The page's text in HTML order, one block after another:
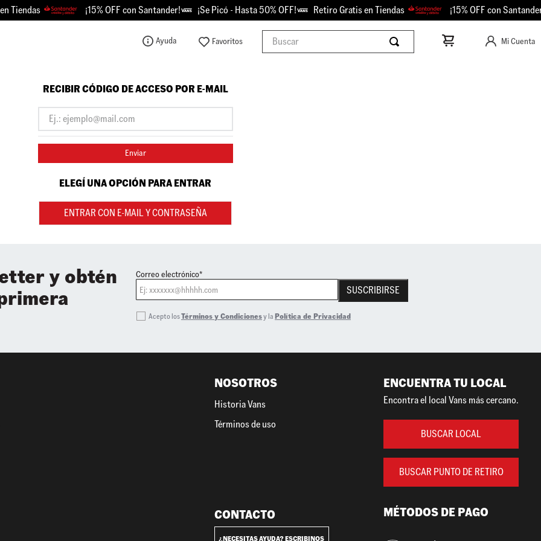
Tiendas ¡15% OFF con Santander! ¡Se Picó - Hasta 50% OFF! Retiro Gratis en Tiendas ¡15% OFF con Santander!
Ayuda Buscar
Mi Cuenta
ELEGÍ UNA OPCIÓN PARA ENTRAR
ENTRAR CON E-MAIL Y CONTRASEÑA
RECIBIR CÓDIGO DE ACCESO POR E-MAIL
Enviar
y obtén
Correo electrónico*
SUSCRIBIRSE
Acepto losTérminos y Condicionesy la Política de Privacidad
NOSOTROS
Historia Vans
Términos de uso
ENCUENTRA TU LOCAL
Encontra el local Vans más cercano.
BUSCAR LOCAL
BUSCAR PUNTO DE RETIRO
CONTACTO
¿NECESITAS AYUDA? ESCRIBINOS
MÉTODOS DE PAGO
knu
championes
sk8-hi
vans
crosspath
authentic
10. loafers